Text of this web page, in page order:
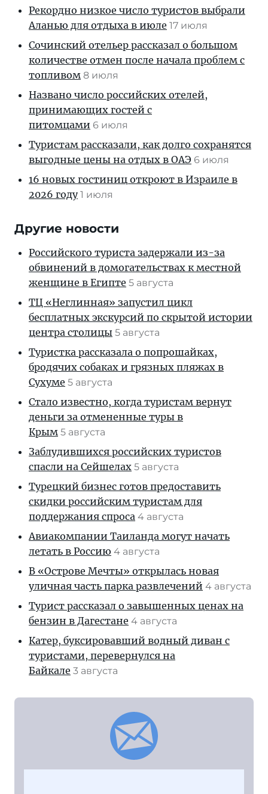
Рекордно низкое число туристов выбрали
Аланью для отдыха в июле 17 июля
Сочинский отельер рассказал о большом
количестве отмен после начала проблем с
топливом 8 июля
Названо число российских отелей,
принимающих гостей с
питомцами 6 июля
Туристам рассказали, как долго сохранятся
выгодные цены на отдых в ОАЭ 6 июля
16 новых гостиниц откроют в Израиле в
2026 году 1 июля
Другие новости
Российского туриста задержали из-за
обвинений в домогательствах к местной
женщине в Египте 5 августа
ТЦ «Неглинная» запустил цикл
бесплатных экскурсий по скрытой истории
центра столицы 5 августа
Туристка рассказала о попрошайках,
бродячих собаках и грязных пляжах в
Сухуме 5 августа
Стало известно, когда туристам вернут
деньги за отмененные туры в
Крым 5 августа
Заблудившихся российских туристов
спасли на Сейшелах 5 августа
Турецкий бизнес готов предоставить
скидки российским туристам для
поддержания спроса 4 августа
Авиакомпании Таиланда могут начать
летать в Россию 4 августа
В «Острове Мечты» открылась новая
уличная часть парка развлечений 4 августа
Турист рассказал о завышенных ценах на
бензин в Дагестане 4 августа
Катер, буксировавший водный диван с
туристами, перевернулся на
Байкале 3 августа